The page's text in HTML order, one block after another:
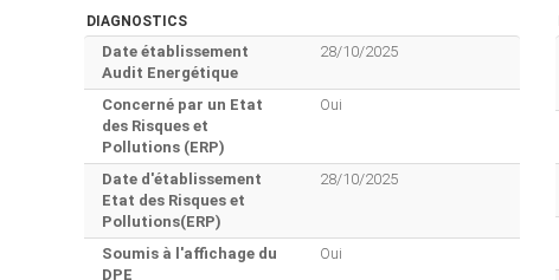
DIAGNOSTICS
Date établissement
Audit Energétique
28/10/2025
Concerné par un Etat
des Risques et
Pollutions (ERP)
Oui
Date d'établissement
Etat des Risques et
Pollutions(ERP)
28/10/2025
Soumis à l'affichage du
DPE
Oui